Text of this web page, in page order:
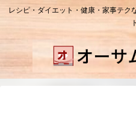
レシピ・ダイエット・健康・家事テク
ト